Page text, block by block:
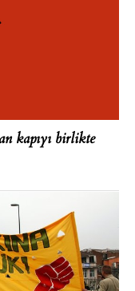
kapıyı birlikte